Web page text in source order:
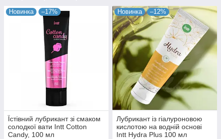
Новинка –17%
Їстівний лубрикант зі смаком
солодкої вати Intt Cotton
Candy, 100 мл
Новинка –12%
Лубрикант із гіалуроновою
кислотою на водній основі
Intt Hydra Plus 100 мл